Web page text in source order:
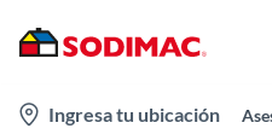
location-
icon
Ingresa tu ubicación